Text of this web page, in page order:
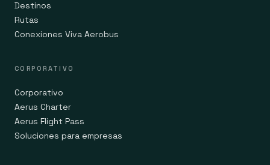
Destinos
Rutas
Conexiones Viva Aerobus
CORPORATIVO
Corporativo
Aerus Charter
Aerus Flight Pass
Soluciones para empresas